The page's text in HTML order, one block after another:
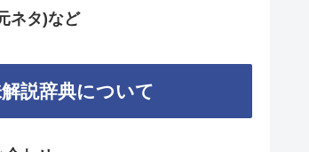
ネタ)など
説辞典について